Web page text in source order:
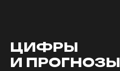
ЦИФРЫ
И ПРОГНОЗЫ